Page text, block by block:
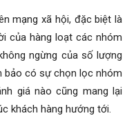
mạng xã hội, đặc biệt là
của hàng loạt các nhóm
ngừng của số lượng
bảo có sự chọn lọc nhóm
giá nào cũng mang lại
khách hàng hướng tới.